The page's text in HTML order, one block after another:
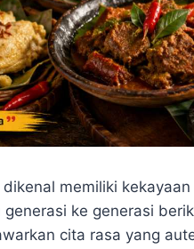
memiliki
ke generasi
cita rasa yang